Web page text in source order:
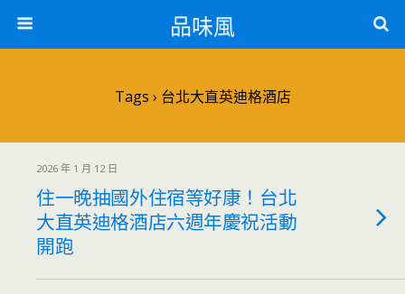
品味風
Tags › 台北大直英迪格酒店
2026 年 1 月 12 日
住一晚抽國外住宿等好康！台北
大直英迪格酒店六週年慶祝活動
開跑